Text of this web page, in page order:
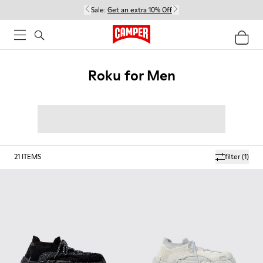
Sale: Get an extra 10% Off
Roku for Men
filter(1)
21 ITEMS